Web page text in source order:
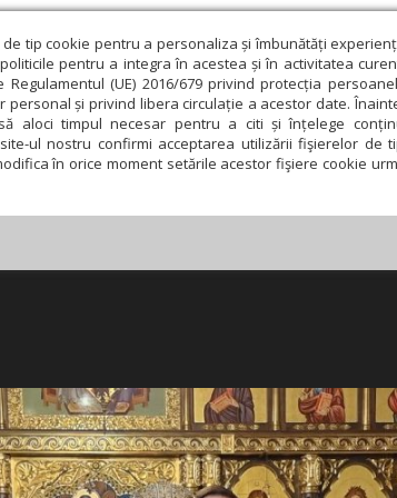
tip cookie pentru a personaliza și îmbunătăți
pentru a integra în acestea și în activitatea
(UE) 2016/679 privind protecția
personal și privind libera circulație a acestor date.
aloci timpul necesar pentru a citi și înțelege
ul nostru confirmi acceptarea utilizării fişierelor de
în orice moment setările acestor fişiere cookie